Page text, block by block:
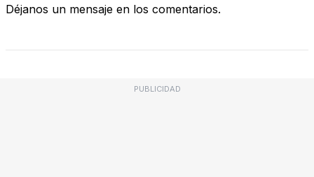
Déjanos un mensaje en los comentarios.
PUBLICIDAD